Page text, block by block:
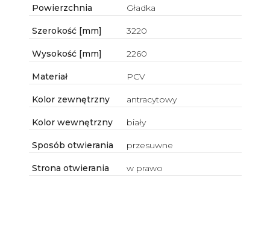
Powierzchnia Gładka
Szerokość [mm] 3220
Wysokość [mm] 2260
Materiał PCV
Kolor zewnętrzny antracytowy
Kolor wewnętrzny biały
Sposób otwierania przesuwne
Strona otwierania w prawo